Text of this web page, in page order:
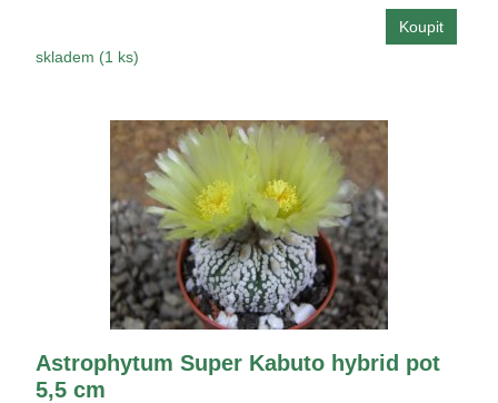
skladem (1 ks)
Astrophytum Super Kabuto hybrid pot
5,5 cm